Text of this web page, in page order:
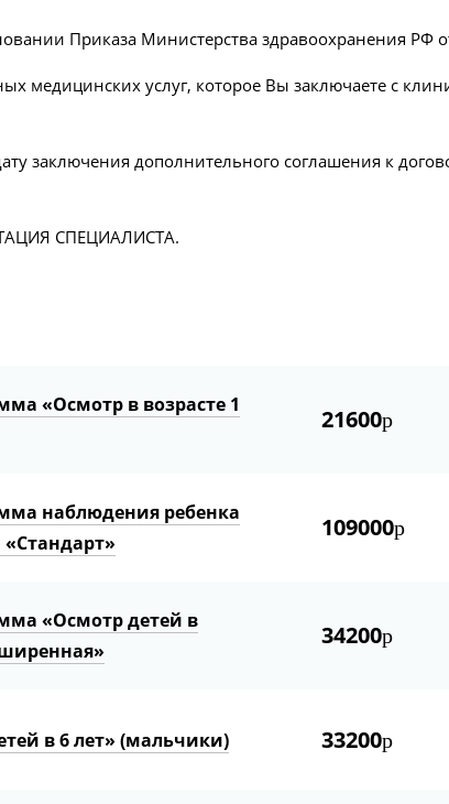
Приказа Министерства здравоохранения РФ
медицинских услуг, которое Вы заключаете с
заключения дополнительного соглашения к
СПЕЦИАЛИСТА.
«Осмотр в возрасте 1
21600р
наблюдения ребенка
109000р
«Осмотр детей в
34200р
в 6 лет» (мальчики) 33200р